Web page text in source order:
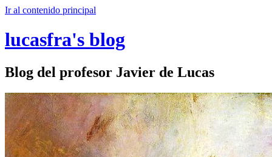
Ir al contenido principal
lucasfra's blog
Blog del profesor Javier de Lucas